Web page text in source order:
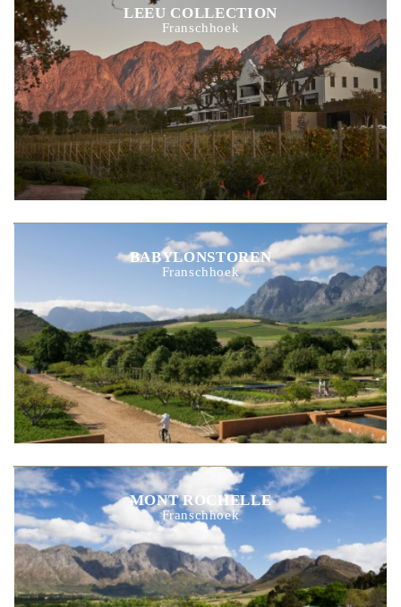
LEEU COLLECTION
Franschhoek
BABYLONSTOREN
Franschhoek
MONT ROCHELLE
Franschhoek